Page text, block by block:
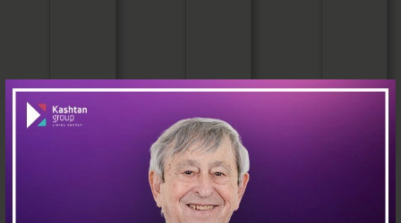
HM_SIMON
_Floor_trun
king